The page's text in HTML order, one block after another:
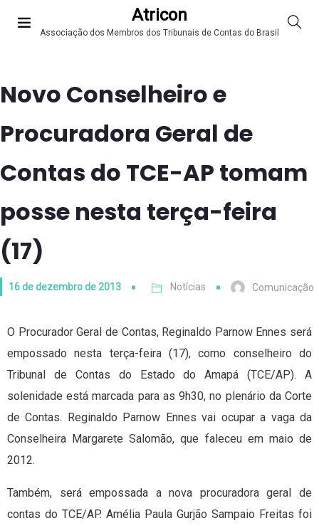
Atricon
Associação dos Membros dos Tribunais de Contas do Brasil
Novo Conselheiro e
Procuradora Geral de
Contas do TCE-AP tomam
posse nesta terça-feira
(17)
16 de dezembro de 2013 Notícias Comunicação
O Procurador Geral de Contas, Reginaldo Parnow Ennes será
empossado nesta terça-feira (17), como conselheiro do
Tribunal de Contas do Estado do Amapá (TCE/AP). A
solenidade está marcada para as 9h30, no plenário da Corte
de Contas. Reginaldo Parnow Ennes vai ocupar a vaga da
Conselheira Margarete Salomão, que faleceu em maio de
2012.
Também, será empossada a nova procuradora geral de
contas do TCE/AP. Amélia Paula Gurjão Sampaio Freitas foi